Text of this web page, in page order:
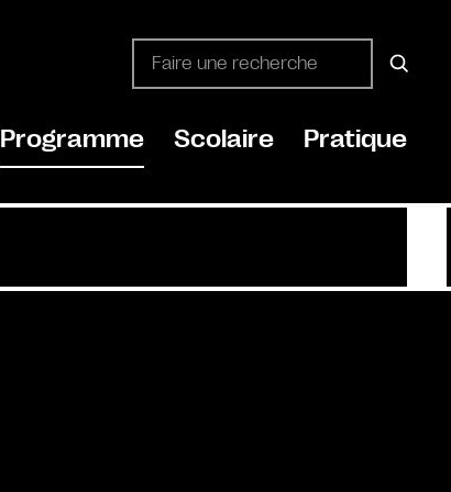
Programme Scolaire Pratique